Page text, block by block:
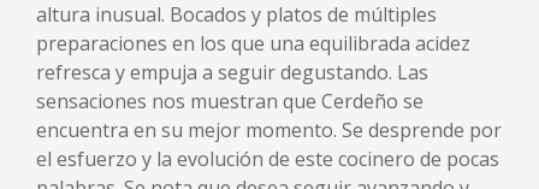
altura inusual. Bocados y platos de múltiples
preparaciones en los que una equilibrada acidez
refresca y empuja a seguir degustando. Las
sensaciones nos muestran que Cerdeño se
encuentra en su mejor momento. Se desprende por
el esfuerzo y la evolución de este cocinero de pocas